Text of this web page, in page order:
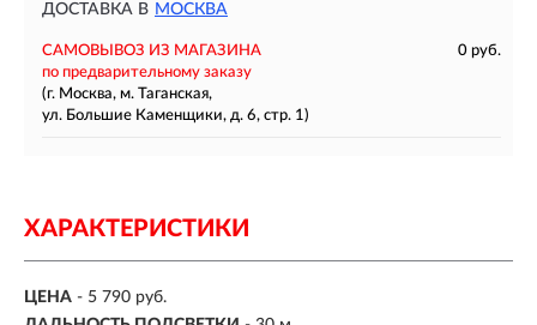
ДОСТАВКА В МОСКВА
САМОВЫВОЗ ИЗ МАГАЗИНА
0 руб.
по предварительному заказу
(г. Москва, м. Таганская,
ул. Большие Каменщики, д. 6, стр. 1)
ХАРАКТЕРИСТИКИ
ЦЕНА - 5 790 руб.